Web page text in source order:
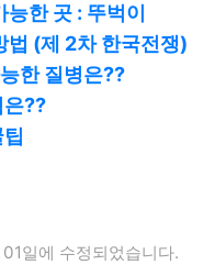
한 곳 : 뚜벅이
법 (제 2차 한국전쟁)
한 질병은??
은??
일에 수정되었습니다.